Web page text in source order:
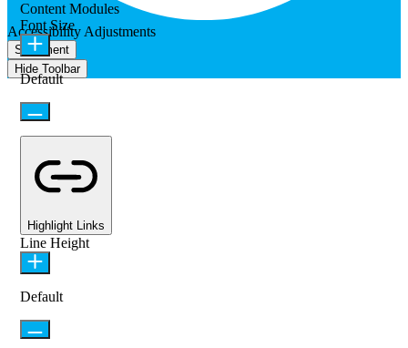
Accessibility Adjustments
Statement
Hide Toolbar
Content Modules
Font Size
Default
Highlight Links
Line Height
Default